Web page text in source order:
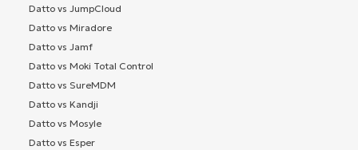
Datto vs JumpCloud
Datto vs Miradore
Datto vs Jamf
Datto vs Moki Total Control
Datto vs SureMDM
Datto vs Kandji
Datto vs Mosyle
Datto vs Esper